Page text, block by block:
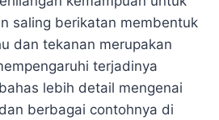
saling berikatan membentuk
dan tekanan merupakan
terjadinya
lebih detail mengenai
berbagai contohnya di